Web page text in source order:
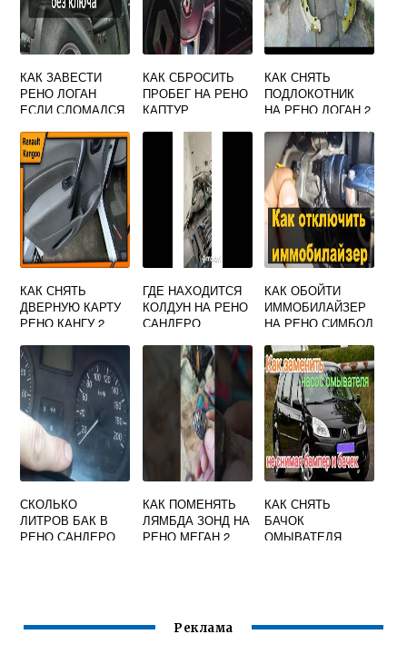
КАК ЗАВЕСТИ
РЕНО ЛОГАН
ЕСЛИ СЛОМАЛСЯ
ЗАЖИГАНИЯ
КАК СБРОСИТЬ
ПРОБЕГ НА РЕНО
КАПТУР
КАК СНЯТЬ
ПОДЛОКОТНИК
НА РЕНО ЛОГАН 2
КАК СНЯТЬ
ДВЕРНУЮ КАРТУ
РЕНО КАНГУ 2
ГДЕ НАХОДИТСЯ
КОЛДУН НА РЕНО
САНДЕРО
КАК ОБОЙТИ
ИММОБИЛАЙЗЕР
НА РЕНО СИМБОЛ
СКОЛЬКО
ЛИТРОВ БАК В
РЕНО САНДЕРО
КАК ПОМЕНЯТЬ
ЛЯМБДА ЗОНД НА
РЕНО МЕГАН 2
КАК СНЯТЬ
БАЧОК
ОМЫВАТЕЛЯ
Реклама